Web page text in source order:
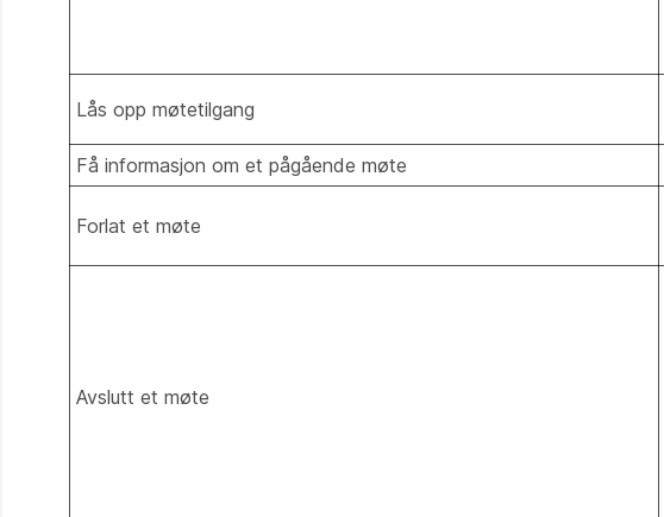
Lås opp møtetilgang
Få informasjon om et pågående møte
Forlat et møte
Avslutt et møte